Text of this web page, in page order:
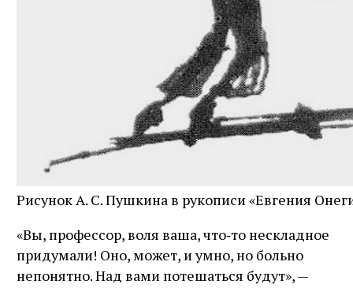
Рисунок А. С. Пушкина в рукописи «Евгения
«Вы, профессор, воля ваша, что‑то нескладное
придумали! Оно, может, и умно, но больно
непонятно. Над вами потешаться будут», —